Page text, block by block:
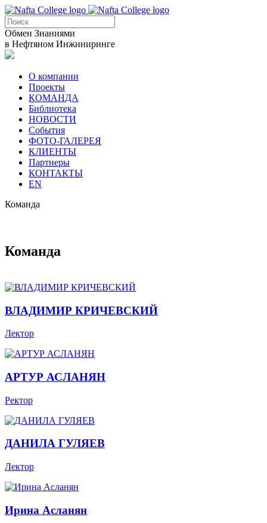
Обмен Знаниями
в Нефтяном Инжиниринге
О компании
Проекты
КОМАНДА
Библиотека
НОВОСТИ
События
ФОТО-ГАЛЕРЕЯ
КЛИЕНТЫ
Партнеры
КОНТАКТЫ
EN
Команда
Команда
ВЛАДИМИР КРИЧЕВСКИЙ
Лектор
АРТУР АСЛАНЯН
Ректор
ДАНИЛА ГУЛЯЕВ
Лектор
Ирина Асланян